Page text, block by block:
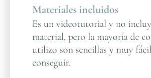
Materiales incluidos
Es un videotutorial y no
material, pero la mayoría de
utilizo son sencillas y muy
conseguir.